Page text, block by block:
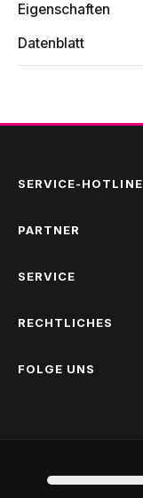
Eigenschaften
Datenblatt
SERVICE-HOTLINE
PARTNER
SERVICE
RECHTLICHES
FOLGE UNS